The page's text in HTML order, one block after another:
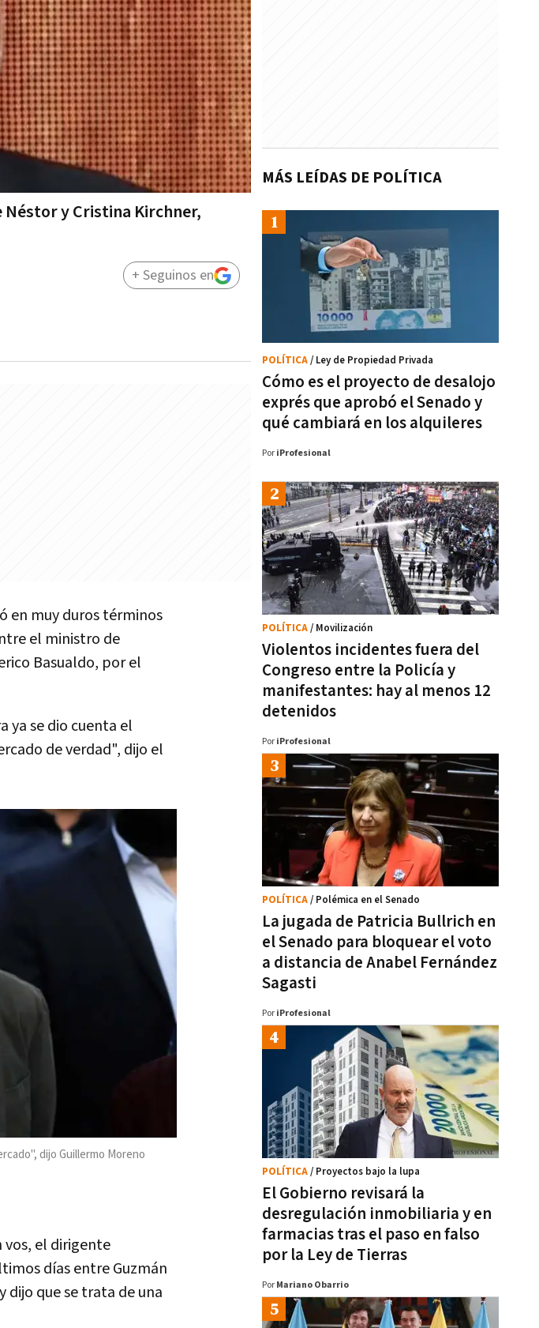
y Cristina Kirchner,
+ Seguinos en
en muy duros términos
el ministro de
Basualdo, por el
ya se dio cuenta el
de verdad", dijo el
dijo Guillermo Moreno
vos, el dirigente
días entre Guzmán
dijo que se trata de una
MÁS LEÍDAS DE POLÍTICA
Cómo es el proyecto de desalojo
exprés que aprobó el Senado y
qué cambiará en los alquileres
POLÍTICA/ Ley de Propiedad Privada
Por iProfesional
Violentos incidentes fuera del
Congreso entre la Policía y
manifestantes: hay al menos 12
detenidos
POLÍTICA/ Movilización
Por iProfesional
La jugada de Patricia Bullrich en
el Senado para bloquear el voto
a distancia de Anabel Fernández
Sagasti
POLÍTICA/ Polémica en el Senado
Por iProfesional
El Gobierno revisará la
desregulación inmobiliaria y en
farmacias tras el paso en falso
por la Ley de Tierras
POLÍTICA/ Proyectos bajo la lupa
Por Mariano Obarrio